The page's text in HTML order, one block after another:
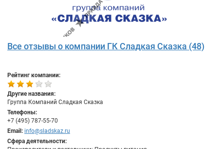
Все отзывы о компании ГК Сладкая Сказка (48)
Рейтинг компании:
Другие названия:
Группа Компаний Сладкая Сказка
Телефоны:
+7 (495) 787-55-70
Email: info@sladskaz.ru
Сфера деятельности: